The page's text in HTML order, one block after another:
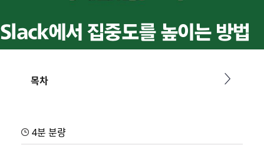
Slack에서 집중도를 높이는 방법
목차
4분 분량